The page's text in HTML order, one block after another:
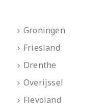
Groningen
Friesland
Drenthe
Overijssel
Flevoland